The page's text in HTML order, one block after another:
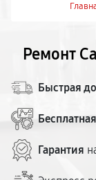
Ремонт
Быстрая
Гарантия